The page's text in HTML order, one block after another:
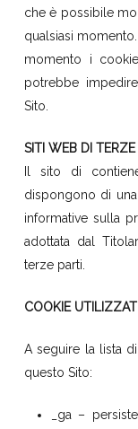
che è possibile
qualsiasi
momento i
potrebbe
Sito.
SITI WEB DI TERZE
Il sito di
dispongono di
informative sulla
adottata dal
terze parti.
COOKIE
A seguire la lista
questo Sito:
_ga –